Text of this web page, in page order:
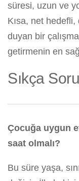
süresi, uzun ve
Kısa, net
duyan bir
getirmenin en
Sıkça
Çocuğa uygun
saat olmalı?
Bu süre yaşa,